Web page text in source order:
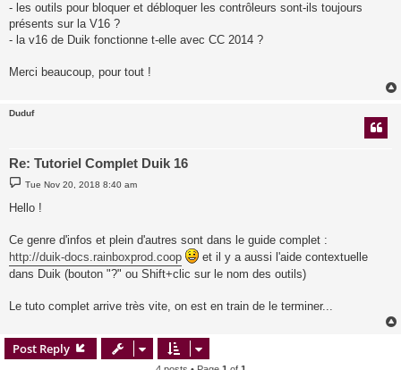
- les outils pour bloquer et débloquer les contrôleurs sont-ils toujours
présents sur la V16 ?
- la v16 de Duik fonctionne t-elle avec CC 2014 ?
Merci beaucoup, pour tout !
Duduf
Re: Tutoriel Complet Duik 16
P
o
s
t
Tue Nov 20, 2018 8:40 am
Hello !
Ce genre d'infos et plein d'autres sont dans le guide complet :
http://duik-docs.rainboxprod.coop
et il y a aussi l'aide contextuelle
dans Duik (bouton "?" ou Shift+clic sur le nom des outils)
Le tuto complet arrive très vite, on est en train de le terminer...
Post Reply